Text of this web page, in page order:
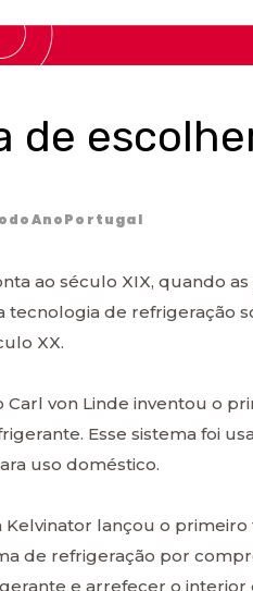
de
ao século XIX, quando
tecnologia de refrigeração
XX.
Carl von Linde inventou o
Esse sistema foi
uso doméstico.
Kelvinator lançou o
de refrigeração por
e arrefecer o interior